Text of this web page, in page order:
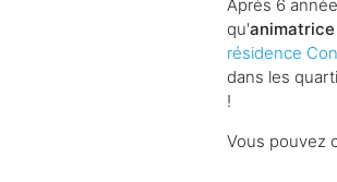
Après 6
qu'
résidence
dans les
!
Vous pouvez